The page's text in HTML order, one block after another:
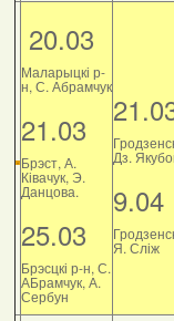
20.03
Маларыцкі р-
н, С. Абрамчук
21.03
Брэст, А.
Ківачук, Э.
Данцова.
25.03
Брэсцкі р-н, С.
АБрамчук, А.
Сербун
Дз.
9.04
Я. Сліж